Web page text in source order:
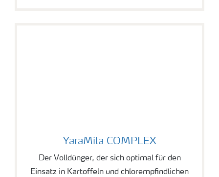
YaraMila COMPLEX
YaraMila COMPLEX
Der Volldünger, der sich optimal für den
Einsatz in Kartoffeln und chlorempfindlichen